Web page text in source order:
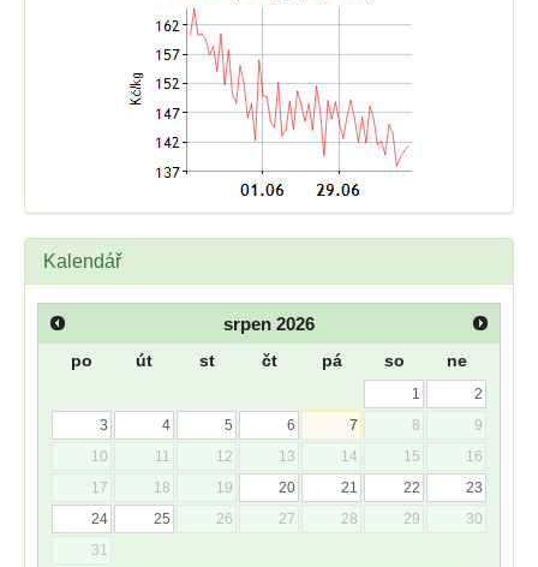
Kalendář
srpen 2026
po út st čt pá so ne
1
2
3
4 5 6 7 8
9
10
11 12 13 14 15
16
17
18 19 20 21 22
23
24
25 26 27 28 29
30
31